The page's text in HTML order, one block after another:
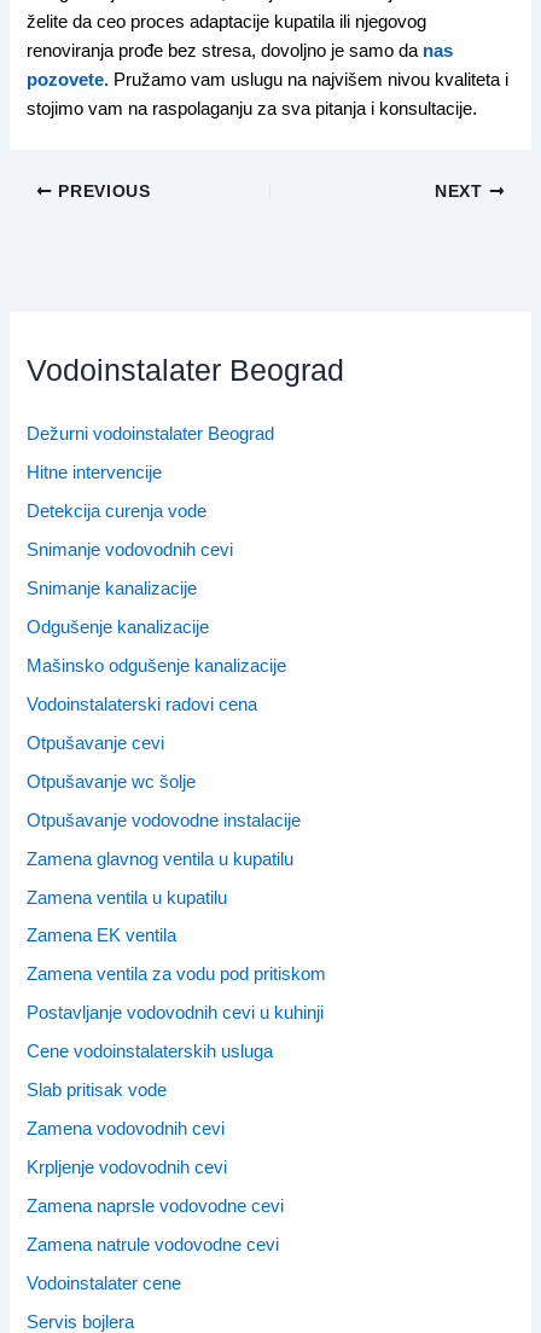
želite da ceo proces adaptacije kupatila ili njegovog
renoviranja prođe bez stresa, dovoljno je samo da nas
pozovete. Pružamo vam uslugu na najvišem nivou kvaliteta i
stojimo vam na raspolaganju za sva pitanja i konsultacije.
PREVIOUS NEXT
Vodoinstalater Beograd
Dežurni vodoinstalater Beograd
Hitne intervencije
Detekcija curenja vode
Snimanje vodovodnih cevi
Snimanje kanalizacije
Odgušenje kanalizacije
Mašinsko odgušenje kanalizacije
Vodoinstalaterski radovi cena
Otpušavanje cevi
Otpušavanje wc šolje
Otpušavanje vodovodne instalacije
Zamena glavnog ventila u kupatilu
Zamena ventila u kupatilu
Zamena EK ventila
Zamena ventila za vodu pod pritiskom
Postavljanje vodovodnih cevi u kuhinji
Cene vodoinstalaterskih usluga
Slab pritisak vode
Zamena vodovodnih cevi
Krpljenje vodovodnih cevi
Zamena naprsle vodovodne cevi
Zamena natrule vodovodne cevi
Vodoinstalater cene
Servis bojlera